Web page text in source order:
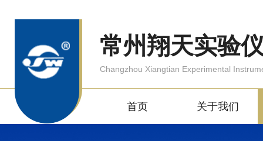
常州翔天实验
Changzhou Xiangtian Experimental
首页 关于我们